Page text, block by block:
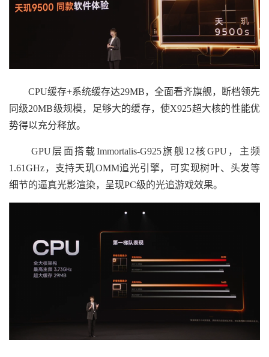
CPU缓存+系统缓存达29MB，全面看齐旗舰，断档领先
同级20MB级规模，足够大的缓存，使X925超大核的性能优
势得以充分释放。
GPU层面搭载Immortalis-G925旗舰12核GPU，主频
1.61GHz，支持天玑OMM追光引擎，可实现树叶、头发等
细节的逼真光影渲染，呈现PC级的光追游戏效果。